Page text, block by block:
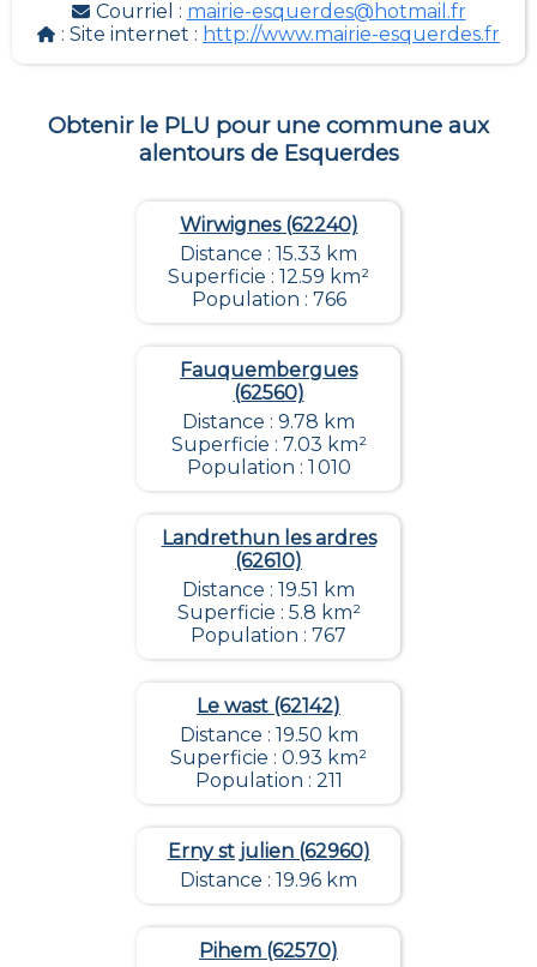
Courriel : mairie-esquerdes@hotmail.fr
: Site internet : http://www.mairie-esquerdes.fr
Obtenir le PLU pour une commune aux
alentours de Esquerdes
Wirwignes (62240)
Distance : 15.33 km
Superficie : 12.59 km²
Population : 766
Fauquembergues
(62560)
Distance : 9.78 km
Superficie : 7.03 km²
Population : 1 010
Landrethun les ardres
(62610)
Distance : 19.51 km
Superficie : 5.8 km²
Population : 767
Le wast (62142)
Distance : 19.50 km
Superficie : 0.93 km²
Population : 211
Erny st julien (62960)
Distance : 19.96 km
Pihem (62570)